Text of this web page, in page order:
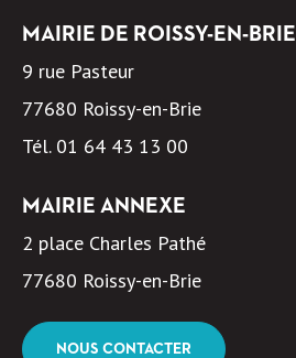
MAIRIE DE ROISSY-EN-BRIE
9 rue Pasteur
77680 Roissy-en-Brie
Tél. 01 64 43 13 00
MAIRIE ANNEXE
2 place Charles Pathé
77680 Roissy-en-Brie
NOUS CONTACTER